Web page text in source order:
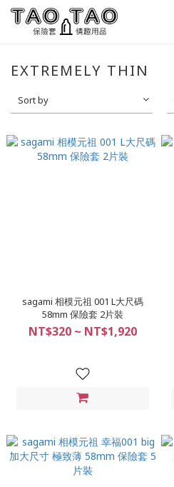
EXTREMELY THIN
Sort by
sagami 相模元祖 001 L大尺碼
58mm 保險套 2片裝
NT$320 ~ NT$1,920